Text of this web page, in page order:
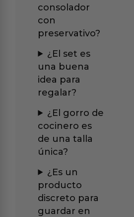
consolador
con
preservativo?
¿El set es
una buena
idea para
regalar?
¿El gorro de
cocinero es
de una talla
única?
¿Es un
producto
discreto para
guardar en